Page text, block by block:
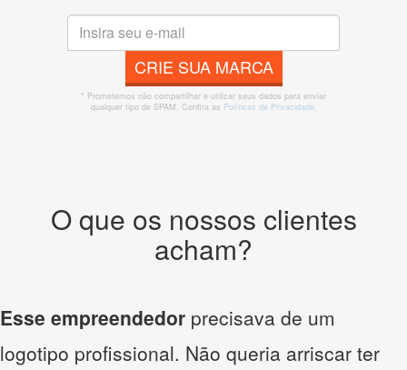
CRIE SUA MARCA
* Prometemos não compartilhar e utilizar seus dados para enviar
qualquer tipo de SPAM. Confira as Políticas de Privacidade.
O que os nossos clientes
acham?
Esse empreendedor precisava de um
logotipo profissional. Não queria arriscar ter